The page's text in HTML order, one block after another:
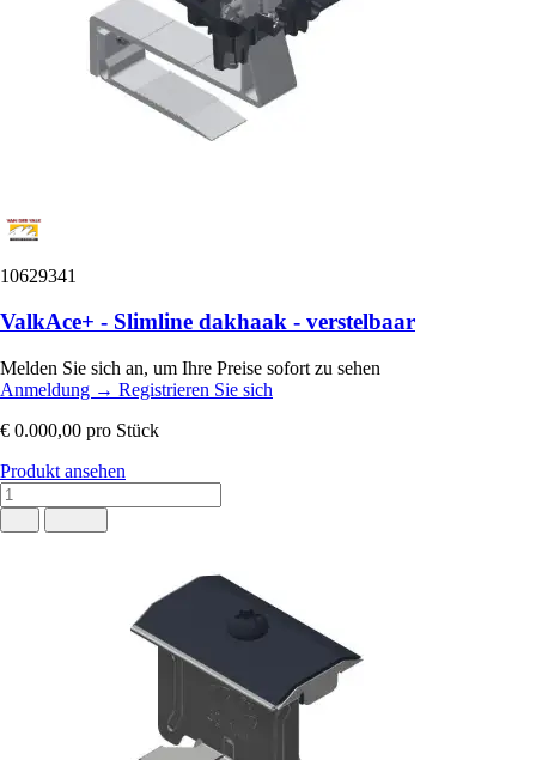
10629341
ValkAce+ - Slimline dakhaak - verstelbaar
Melden Sie sich an, um Ihre Preise sofort zu sehen
Anmeldung → Registrieren Sie sich
€ 0.000,00 pro Stück
Produkt ansehen